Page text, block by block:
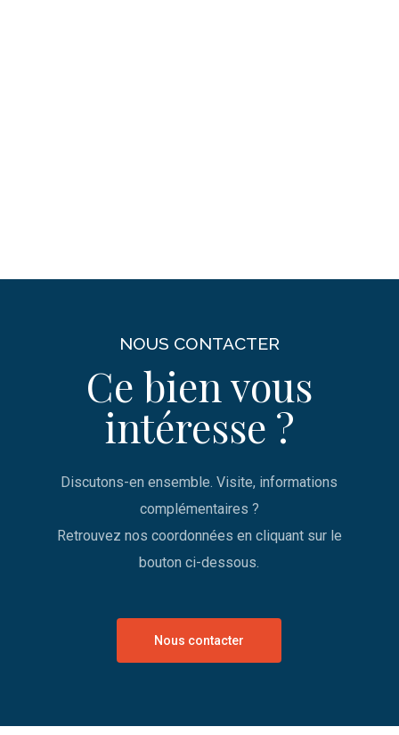
NOUS CONTACTER
Ce bien vous
intéresse ?
Discutons-en ensemble. Visite, informations
complémentaires ?
Retrouvez nos coordonnées en cliquant sur le
bouton ci-dessous.
Nous contacter